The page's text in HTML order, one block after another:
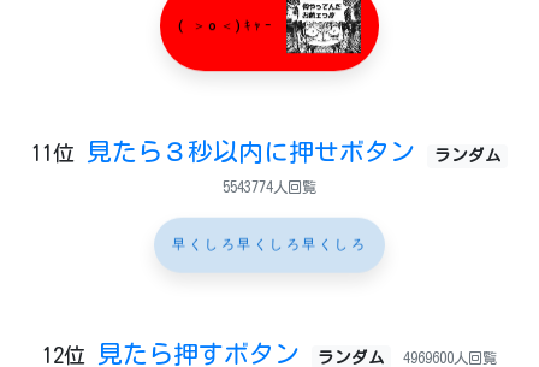
( ＞o＜)ｷｬｰ
11位 見たら３秒以内に押せボタン ランダム
5543774人回覧
早くしろ早くしろ早くしろ
12位 見たら押すボタン ランダム 4969600人回覧